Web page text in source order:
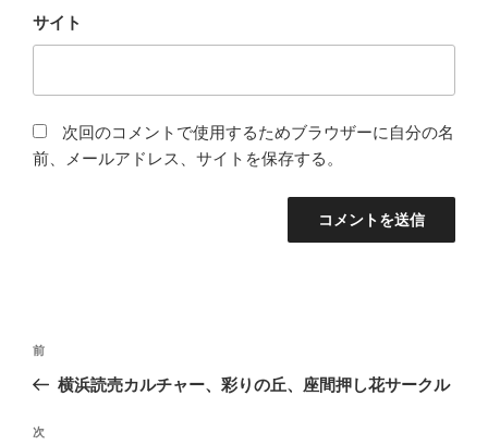
サイト
次回のコメントで使用するためブラウザーに自分の名
前、メールアドレス、サイトを保存する。
投
ナ
ビ
前
の
稿
前
横浜読売カルチャー、彩りの丘、座間押し花サークル
次
次